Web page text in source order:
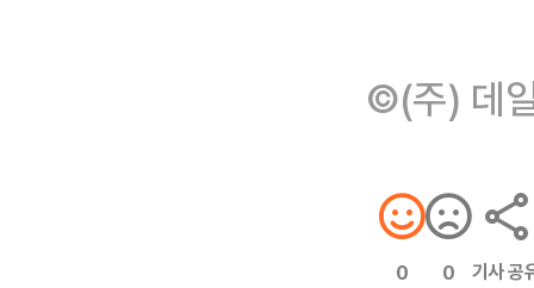
©(주) 데
0 0 기사 공